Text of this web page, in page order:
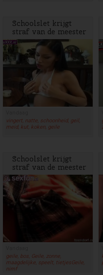
Schoolslet krijgt
straf van de meester
vingert, natte, schoonheid, geil,
meid, kut, koken, geile
Schoolslet krijgt
straf van de meester
geile, bos, Geile, zonne,
maagdelijke, speelt, tietjesGeile,
nimf